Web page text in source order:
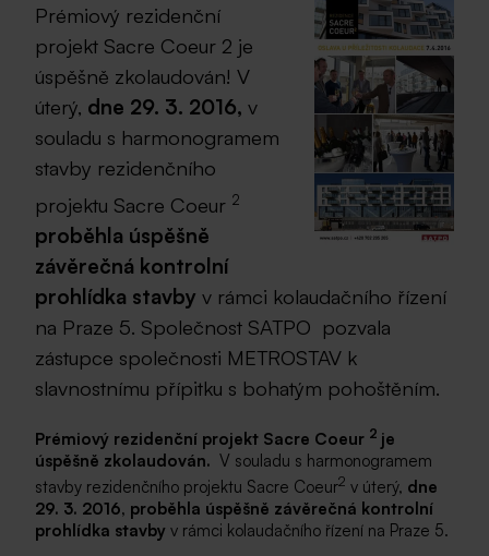
Prémiový rezidenční
projekt Sacre Coeur 2 je
úspěšně zkolaudován! V
úterý, dne 29. 3. 2016, v
souladu s harmonogramem
stavby rezidenčního
projektu Sacre Coeur 2
proběhla úspěšně
závěrečná kontrolní
prohlídka stavby v rámci kolaudačního řízení
na Praze 5. Společnost SATPO pozvala
zástupce společnosti METROSTAV k
slavnostnímu přípitku s bohatým pohoštěním.
Prémiový rezidenční projekt Sacre Coeur 2 je
úspěšně zkolaudován. V souladu s harmonogramem
stavby rezidenčního projektu Sacre Coeur2 v úterý, dne
29. 3. 2016, proběhla úspěšně závěrečná kontrolní
prohlídka stavby v rámci kolaudačního řízení na Praze 5.